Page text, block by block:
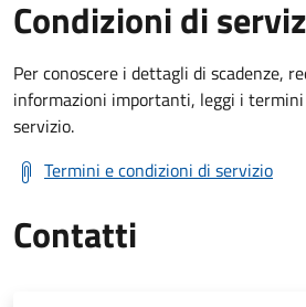
Condizioni di
Per conoscere i dettagli di scadenze,
informazioni importanti, leggi i
servizio.
Termini e condizioni di servizio
Contatti